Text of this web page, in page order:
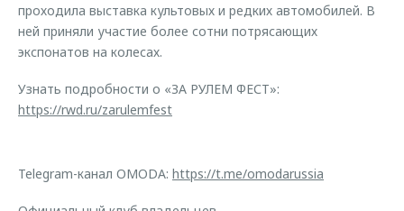
проходила выставка культовых и редких автомобилей. В
ней приняли участие более сотни потрясающих
экспонатов на колесах.
Узнать подробности о «ЗА РУЛЕМ ФЕСТ»:
https://rwd.ru/zarulemfest
Telegram-канал OMODA: https://t.me/omodarussia